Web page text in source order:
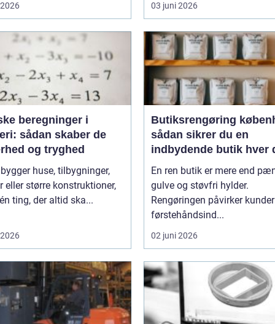
03 juni 2026
beregninger i
sådan skaber de
og tryghed
huse, tilbygninger,
eller større konstruktioner,
ting, der altid ska...
Butiksrengøring
sådan sikrer du en
indbydende butik hver
En ren butik er mere end
gulve og støvfri hylder.
Rengøringen påvirker
førstehåndsind...
02 juni 2026